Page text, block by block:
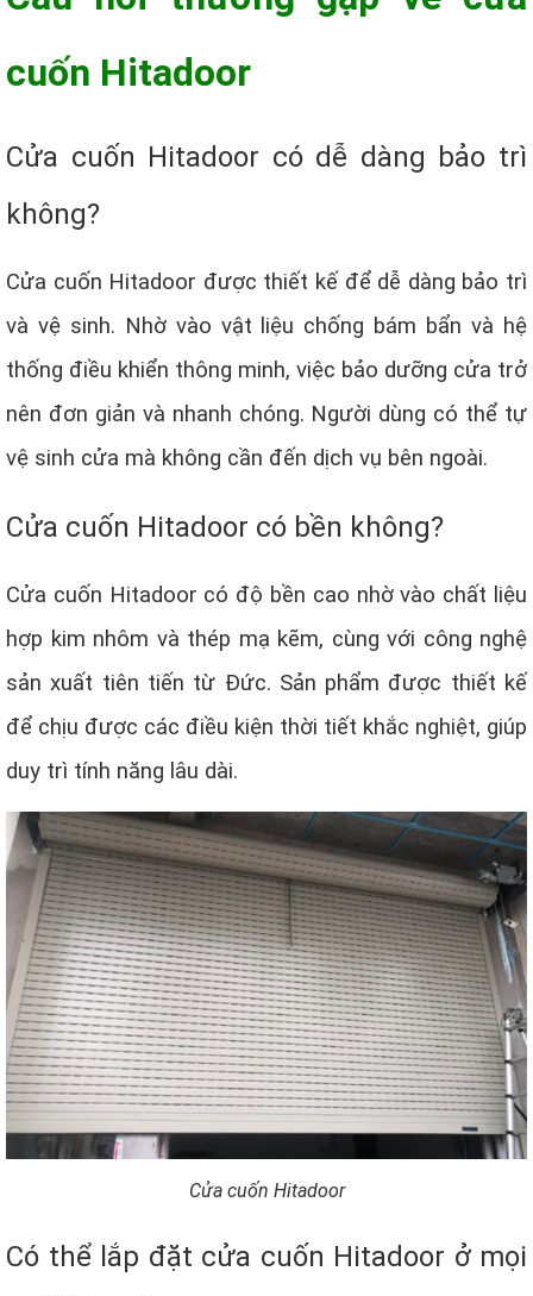
cuốn Hitadoor
Cửa cuốn Hitadoor có dễ dàng bảo trì
không?
Cửa cuốn Hitadoor được thiết kế để dễ dàng bảo trì
và vệ sinh. Nhờ vào vật liệu chống bám bẩn và hệ
thống điều khiển thông minh, việc bảo dưỡng cửa trở
nên đơn giản và nhanh chóng. Người dùng có thể tự
vệ sinh cửa mà không cần đến dịch vụ bên ngoài.
Cửa cuốn Hitadoor có bền không?
Cửa cuốn Hitadoor có độ bền cao nhờ vào chất liệu
hợp kim nhôm và thép mạ kẽm, cùng với công nghệ
sản xuất tiên tiến từ Đức. Sản phẩm được thiết kế
để chịu được các điều kiện thời tiết khắc nghiệt, giúp
duy trì tính năng lâu dài.
Cửa cuốn Hitadoor
Có thể lắp đặt cửa cuốn Hitadoor ở mọi